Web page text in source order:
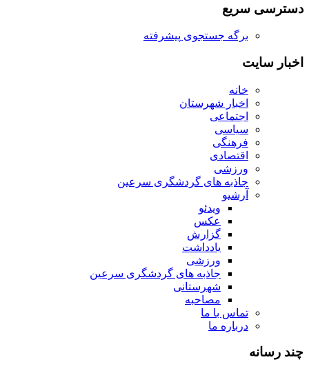
دسترسی سریع
برگه جستجوی پیشرفته
اخبار سایت
خانه
اخبار شهرستان
اجتماعی
سیاسی
فرهنگی
اقتصادی
ورزشی
جاذبه های گردشگری سرعین
آرشیو
ویدئو
عکس
گزارش
یادداشت
ورزشی
جاذبه های گردشگری سرعین
شهرستانی
مصاحبه
تماس با ما
درباره ما
چند رسانه